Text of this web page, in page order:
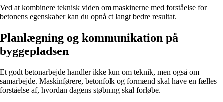
Ved at kombinere teknisk viden om maskinerne med forståelse for
betonens egenskaber kan du opnå et langt bedre resultat.
Planlægning og kommunikation på
byggepladsen
Et godt betonarbejde handler ikke kun om teknik, men også om
samarbejde. Maskinførere, betonfolk og formænd skal have en fælles
forståelse af, hvordan dagens støbning skal forløbe.